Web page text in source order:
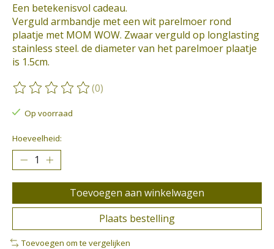
Een betekenisvol cadeau.
Verguld armbandje met een wit parelmoer rond
plaatje met MOM WOW. Zwaar verguld op longlasting
stainless steel. de diameter van het parelmoer plaatje
is 1.5cm.
De beoordeling van dit product is
(0)
Op voorraad
Hoeveelheid:
Toevoegen aan winkelwagen
Plaats bestelling
Toevoegen om te vergelijken